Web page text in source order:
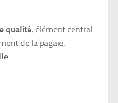
qualité, élément central
de la pagaie,
.